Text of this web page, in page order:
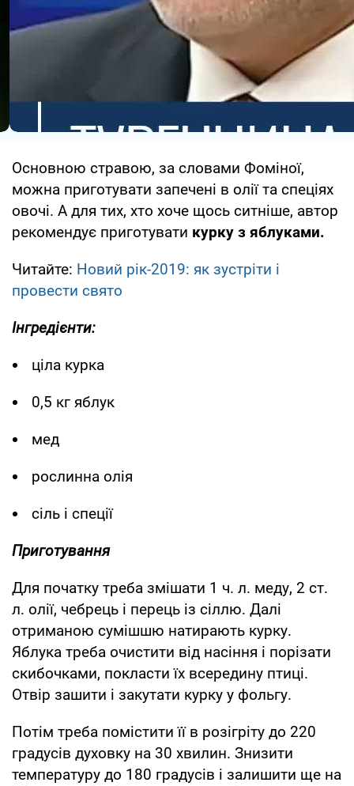
Основною стравою, за словами Фоміної,
можна приготувати запечені в олії та спеціях
овочі. А для тих, хто хоче щось ситніше, автор
рекомендує приготувати курку з яблуками.
Читайте: Новий рік-2019: як зустріти і
провести свято
Інгредієнти:
ціла курка
0,5 кг яблук
мед
рослинна олія
сіль і спеції
Приготування
Для початку треба змішати 1 ч. л. меду, 2 ст.
л. олії, чебрець і перець із сіллю. Далі
отриманою сумішшю натирають курку.
Яблука треба очистити від насіння і порізати
скибочками, покласти їх всередину птиці.
Отвір зашити і закутати курку у фольгу.
Потім треба помістити її в розігріту до 220
градусів духовку на 30 хвилин. Знизити
температуру до 180 градусів і залишити ще на